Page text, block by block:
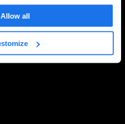
Allow all